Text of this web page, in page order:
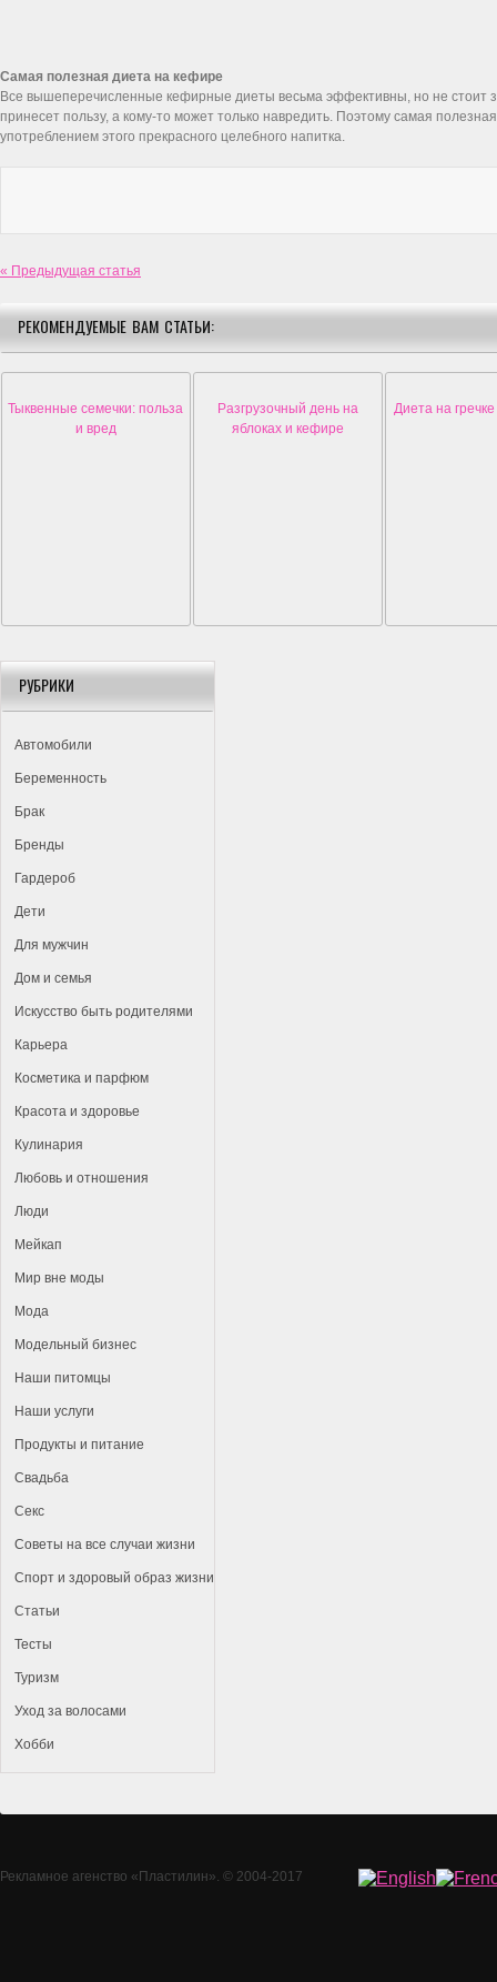
Самая полезная диета на кефире
Все вышеперечисленные кефирные диеты весьма эффективны, но не стоит
принесет пользу, а кому-то может только навредить. Поэтому самая
употреблением этого прекрасного целебного напитка.
« Предыдущая статья
РЕКОМЕНДУЕМЫЕ ВАМ СТАТЬИ:
Тыквенные семечки: польза
и вред
Разгрузочный день на
яблоках и кефире
Диета на
РУБРИКИ
Автомобили
Беременность
Брак
Бренды
Гардероб
Дети
Для мужчин
Дом и семья
Искусство быть родителями
Карьера
Косметика и парфюм
Красота и здоровье
Кулинария
Любовь и отношения
Люди
Мейкап
Мир вне моды
Мода
Модельный бизнес
Наши питомцы
Наши услуги
Продукты и питание
Свадьба
Секс
Советы на все случаи жизни
Спорт и здоровый образ жизни
Статьи
Тесты
Туризм
Уход за волосами
Хобби
Рекламное агенство «Пластилин». © 2004-2017